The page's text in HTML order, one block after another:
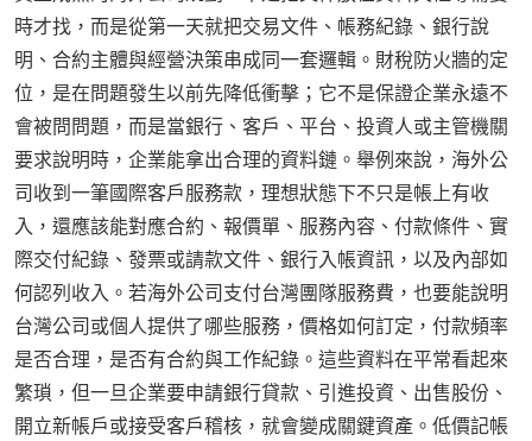
時才找，而是從第一天就把交易文件、帳務紀錄、銀行說
明、合約主體與經營決策串成同一套邏輯。財稅防火牆的定
位，是在問題發生以前先降低衝擊；它不是保證企業永遠不
會被問問題，而是當銀行、客戶、平台、投資人或主管機關
要求說明時，企業能拿出合理的資料鏈。舉例來說，海外公
司收到一筆國際客戶服務款，理想狀態下不只是帳上有收
入，還應該能對應合約、報價單、服務內容、付款條件、實
際交付紀錄、發票或請款文件、銀行入帳資訊，以及內部如
何認列收入。若海外公司支付台灣團隊服務費，也要能說明
台灣公司或個人提供了哪些服務，價格如何訂定，付款頻率
是否合理，是否有合約與工作紀錄。這些資料在平常看起來
繁瑣，但一旦企業要申請銀行貸款、引進投資、出售股份、
開立新帳戶或接受客戶稽核，就會變成關鍵資產。低價記帳